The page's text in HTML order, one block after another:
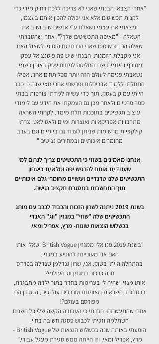
"אחרי הצבא, הבנתי שאני לא צריכה ללכת רחוק מידי כדי
לקנות תכשיטים אלא אני יכולה להכין אותם בעצמי,
ומצאתי את עצמי נשאלת ע"י אנשים שוב ושוב את
השאלה - "מאיפה התכשיטים שלך?". אחרי שהסברתי
שאלה הם תכשיטים שאני הכנתי גם הוסיפו לשאול האם
אני מקבלת הזמנות. הבנתי שיש פה פוטנציאל עסקי
מטורף והיזמית שבי החליטה לפתוח עסק באופן רשמי.
נשאבתי פנימה לעולם הזה יותר מכל תחום אחר. אפילו
התחלתי ללמוד אדריכלות ופרשתי אחרי חצי שנה כי כבר
הייתי עמוק בעסק. תוך כדי עשייה למדתי צורפות בבתי
ספר פרטיים ולאחר מכן גם העמקתי את הידע עם לימודי
עיצוב תכשיטים בתוכנות תלת מימד. לקחתי השראה
מתרבויות אפריקאיות ואוצרות ימיים ולאט לאט יצרתי
קולקציות מרשימות שניתן לענוד גם ביומיום וגם בערב
מחומרים איכותיים ובמחירים נגישים."
אנחנו מאמינים בשוזי כי התכשיטים צריך לגרום למי
שעונד/ת אותם להרגיש יפה ומלא/ת ביטחון
התכשיטים שלנו טרנדיים ועשויים מחומרי גלם איכותיים
תוך התחשבות במסגרת תקציב נגישה.
בשנת 2019 ניתנה לשרון הזכות והכבוד לככב עם מותג
התכשיטים שלה "שוזי" במגזין "ווג" האגדי
בכשלוש הוצאות שונות- מרץ, אפריל ומאי.
"בשנת 2019 פנו אלי ממגזין British Vogue ושאלו אותי
האם אני מעוניינת להופיע במגזין.
בהתחלה הייתי בשוק. אני, שרון גנדלמן שגדלה בפרדס
חנה כרכור במגזין ווג העולמי?
אותו מגזין שהיה לי בערימות בחדר בתור ילדה מתבגרת,
בו ספגתי השראות מאופנות וטרנדים עולמיים, המגזין הכי
מפורסם בעולם?!
אחרי שהתעשתתי הבנתי כי העבודה הקשה שלי כל השנים
השתלמה וזכיתי לכבוש פסגה חשובה בחיי.
הופעתי באותה שנה בכשלוש הוצאות של British Vogue -
מרץ, אפריל ומאי, וזו הייתה ממש סגירת מעגל עבורי."